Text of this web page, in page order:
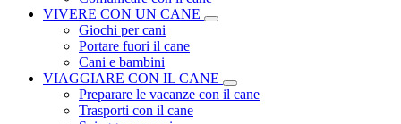
VIVERE CON UN CANE
Giochi per cani
Portare fuori il cane
Cani e bambini
VIAGGIARE CON IL CANE
Preparare le vacanze con il cane
Trasporti con il cane